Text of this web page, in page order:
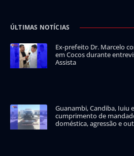
ÚLTIMAS NOTÍCIAS
Ex-prefeito Dr. Marcelo
em Cocos durante
Assista
Guanambi, Candiba, Iuiu
cumprimento de
doméstica, agressão e